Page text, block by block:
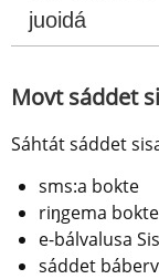
juoidá
Movt sáddet
Sáhtát sáddet
sms:a bokte
riŋgema bokte
e-bálvalusa
sáddet